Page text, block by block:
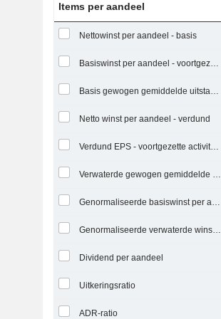
Items per aandeel
Nettowinst per aandeel - basis
Basiswinst per aandeel - voortgezette activiteiten
Basis gewogen gemiddelde uitstaande aandelen
Netto winst per aandeel - verdund
Verdund EPS - voortgezette activiteiten
Verwaterde gewogen gemiddelde uitstaande aandelen
Genormaliseerde basiswinst per aandeel
Genormaliseerde verwaterde winst per aandeel
Dividend per aandeel
Uitkeringsratio
ADR-ratio